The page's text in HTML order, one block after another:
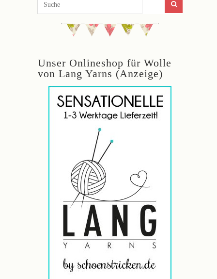
Unser Onlineshop für Wolle
von Lang Yarns (Anzeige)